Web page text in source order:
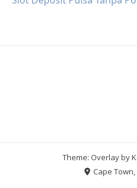
Theme: Overlay by
Cape